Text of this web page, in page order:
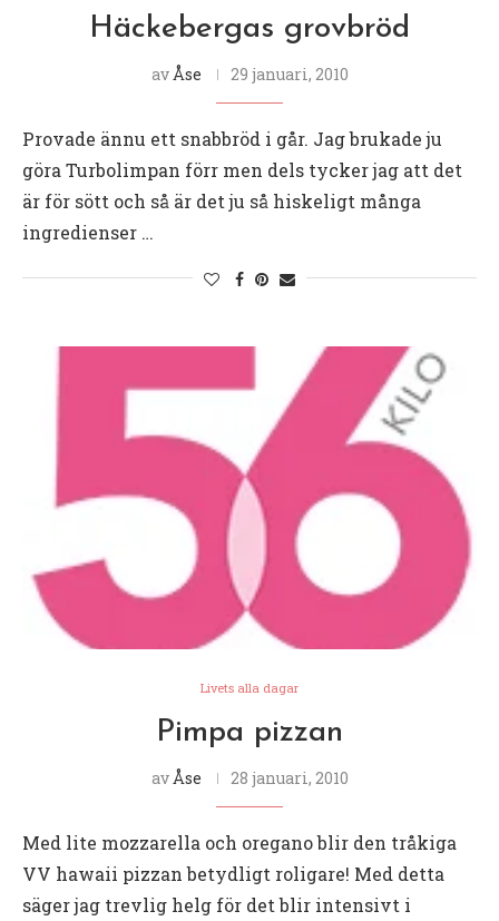
Häckebergas grovbröd
av Åse 29 januari, 2010
Provade ännu ett snabbröd i går. Jag brukade ju
göra Turbolimpan förr men dels tycker jag att det
är för sött och så är det ju så hiskeligt många
ingredienser …
Livets alla dagar
Pimpa pizzan
av Åse 28 januari, 2010
Med lite mozzarella och oregano blir den tråkiga
VV hawaii pizzan betydligt roligare! Med detta
säger jag trevlig helg för det blir intensivt i